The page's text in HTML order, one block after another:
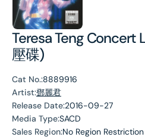
Teresa Teng Concert
壓碟)
Cat No.:8889916
Artist:鄧麗君
Release Date:2016-09-27
Media Type:SACD
Sales Region:No Region Restriction